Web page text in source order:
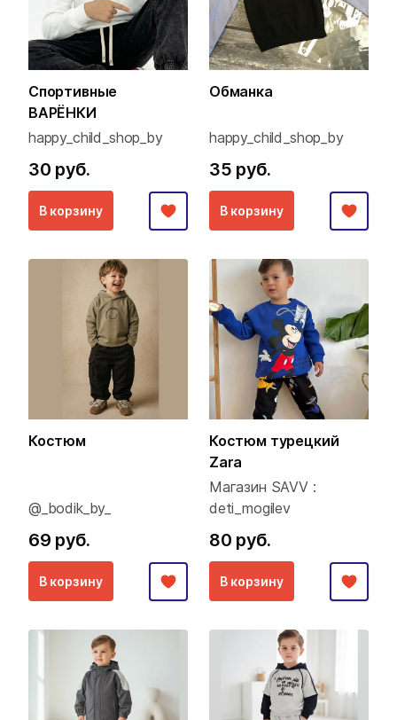
Спортивные
ВАРЁНКИ
happy_child_shop_by
30 руб.
В корзину
Обманка
happy_child_shop_by
35 руб.
В корзину
Костюм
@_bodik_by_
69 руб.
В корзину
Костюм турецкий
Zara
Магазин SAVV :
deti_mogilev
80 руб.
В корзину